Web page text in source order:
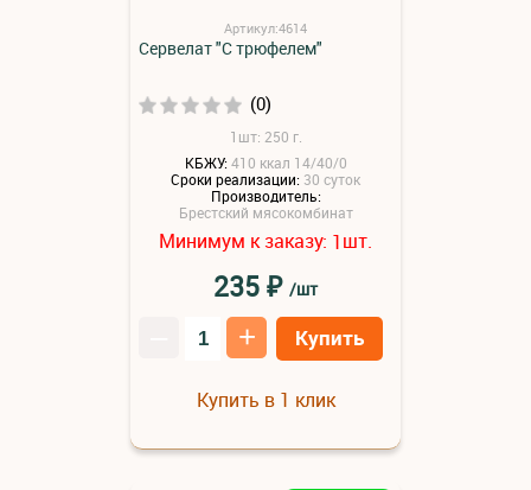
Артикул:4614
Сервелат "С трюфелем"
(0)
1шт: 250 г.
КБЖУ: 410 ккал 14/40/0
Сроки реализации: 30 суток
Производитель:
Брестский мясокомбинат
Минимум к заказу: 1шт.
235₽ /шт
+ Купить
Купить в 1 клик